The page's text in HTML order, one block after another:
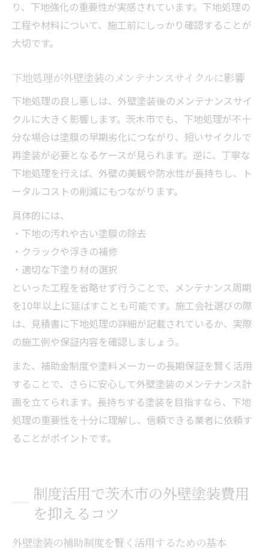
り、下地強化の重要性が実感されています。下地処理の
工程や材料について、施工前にしっかり確認することが
大切です。
下地処理が外壁塗装のメンテナンスサイクルに影響
下地処理の良し悪しは、外壁塗装後のメンテナンスサイ
クルに大きく影響します。茨木市でも、下地処理が不十
分な場合は塗膜の早期劣化につながり、短いサイクルで
再塗装が必要となるケースが見られます。逆に、丁寧な
下地処理を行えば、外壁の美観や防水性が長持ちし、ト
ータルコストの削減にもつながります。
具体的には、
・下地の汚れや古い塗膜の除去
・クラックや浮きの補修
・適切な下塗り材の選択
といった工程を省略せず行うことで、メンテナンス周期
を10年以上に延ばすことも可能です。施工会社選びの際
は、見積書に下地処理の詳細が記載されているか、実際
の施工例や保証内容を確認しましょう。
また、補助金制度や塗料メーカーの長期保証を賢く活用
することで、さらに安心して外壁塗装のメンテナンス計
画を立てられます。長持ちする塗装を目指すなら、下地
処理の重要性を十分に理解し、信頼できる業者に依頼す
ることがポイントです。
制度活用で茨木市の外壁塗装費用
を抑えるコツ
外壁塗装の補助制度を賢く活用するための基本